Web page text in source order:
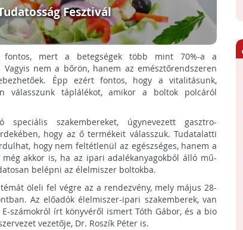
Fesztivál
fontos, mert a betegségek több mint 70%-a a
Vagyis nem a bőrön, hanem az emésztőrendszeren
Épp ezért fontos, hogy a vitalitásunk,
válasszunk táplálékot, amikor a boltok polcáról
szakembereket, úgynevezett gasztro-
hogy az ő termékeit válasszuk. Tudatalatti
hogy nem feltétlenül az egészséges, hanem a
akkor is, ha az ipari adalékanyagokból álló mű-
belépni az élelmiszer boltokba.
öleli fel végre az a rendezvény, mely május 28-
Az előadók élelmiszer-ipari szakemberek, van
számokról írt könyvéről ismert Tóth Gábor, és a bio
vezetője, Dr. Roszík Péter is.